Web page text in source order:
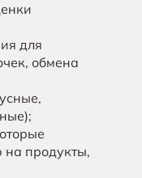
для
обмена
на продукты,